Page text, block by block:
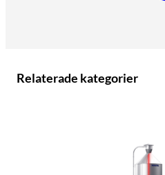
Relaterade kategorier